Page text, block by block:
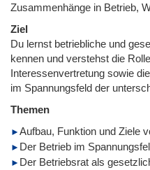
Zusammenhänge in Betrieb,
Ziel
Du lernst betriebliche und
kennen und verstehst die
Interessenvertretung sowie
im Spannungsfeld der
Themen
Aufbau, Funktion und Ziele
Der Betrieb im
Der Betriebsrat als